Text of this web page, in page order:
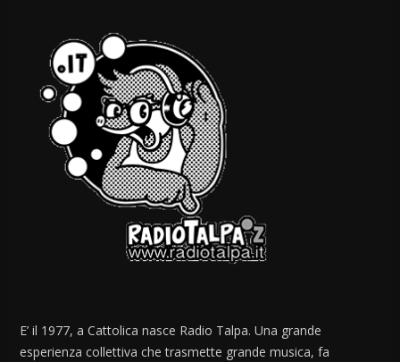
E’ il 1977, a Cattolica nasce Radio Talpa. Una grande
esperienza collettiva che trasmette grande musica, fa